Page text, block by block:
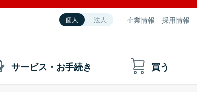
個人 法人 企業情報 採用情報
サービス・お手続き 買う